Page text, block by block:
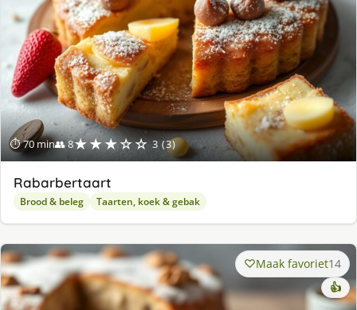
⏱ 70 min👥 8★★★☆☆ 3 (3)
Rabarbertaart
Brood & beleg Taarten, koek & gebak
Maak favoriet14
👍